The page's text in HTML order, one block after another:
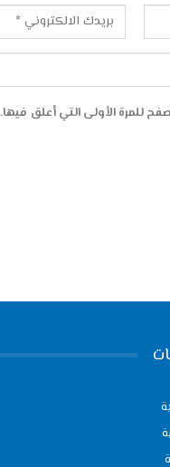
للمرة الأولى التي أعلق فيها.